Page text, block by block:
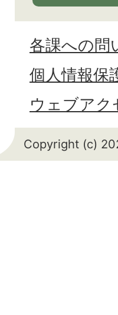
各課への問
個人情報保
ウェブアク
Copyright (c)